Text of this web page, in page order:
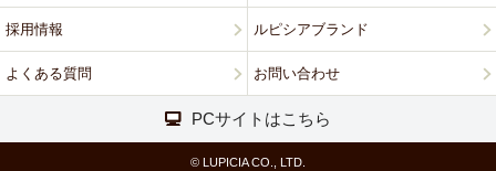
採用情報 ルピシアブランド
よくある質問 お問い合わせ
PCサイトはこちら
© LUPICIA CO., LTD.